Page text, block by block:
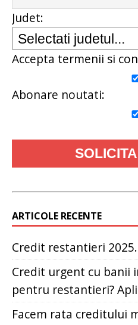
Judet:
Accepta termenii si
Abonare noutati:
ARTICOLE RECENTE
Credit restantieri
Credit urgent cu banii
pentru restantieri?
Facem rata creditului